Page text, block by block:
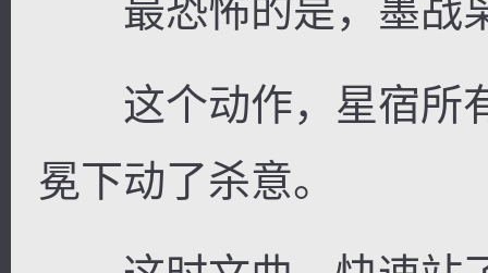
最恐怖的是，墨战
这个动作，星宿所
冕下动了杀意。